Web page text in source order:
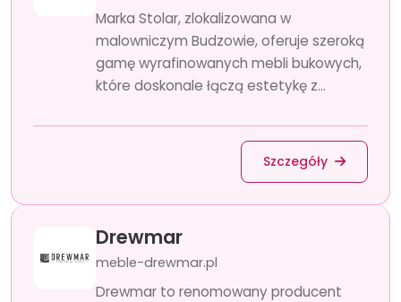
Marka Stolar, zlokalizowana w
malowniczym Budzowie, oferuje szeroką
gamę wyrafinowanych mebli bukowych,
które doskonale łączą estetykę z...
Szczegóły
Drewmar
meble-drewmar.pl
Drewmar to renomowany producent